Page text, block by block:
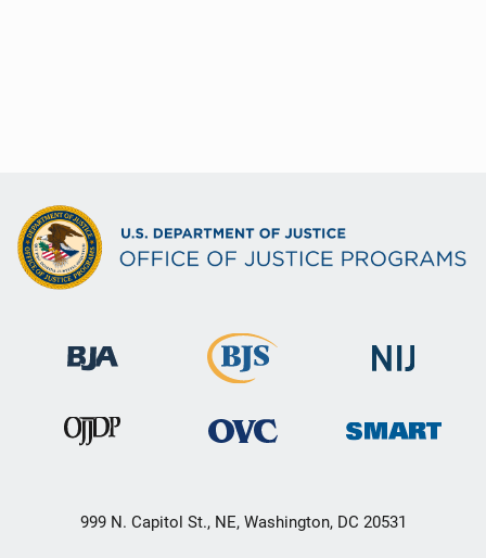
999 N. Capitol St., NE, Washington, DC 20531